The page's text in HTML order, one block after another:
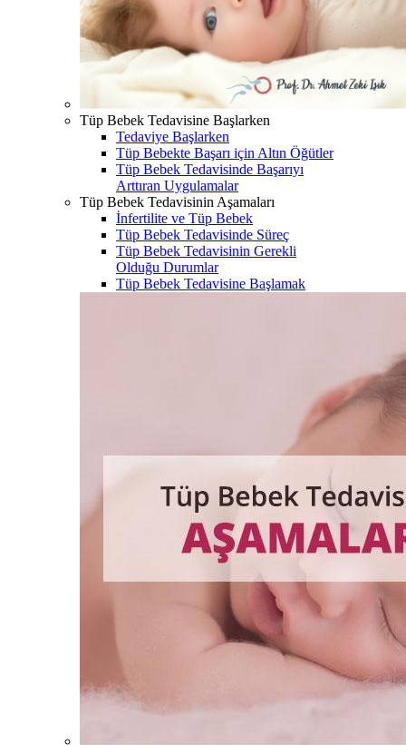
Tüp Bebek Tedavisine Başlarken
Tedaviye Başlarken
Tüp Bebekte Başarı için Altın Öğütler
Tüp Bebek Tedavisinde Başarıyı
Arttıran Uygulamalar
Tüp Bebek Tedavisinin Aşamaları
İnfertilite ve Tüp Bebek
Tüp Bebek Tedavisinde Süreç
Tüp Bebek Tedavisinin Gerekli
Olduğu Durumlar
Tüp Bebek Tedavisine Başlamak